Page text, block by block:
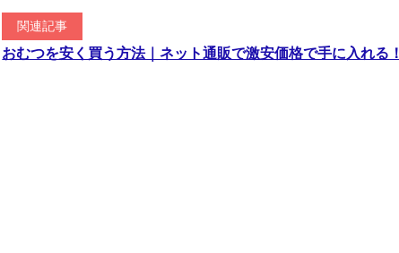
関連記事
おむつを安く買う方法｜ネット通販で激安価格で手に入れる！